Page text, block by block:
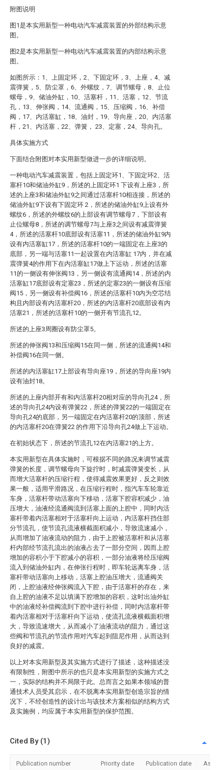
附图说明
图1是本实用新型一种电动汽车减震装置的外部结构示意
图。
图2是本实用新型一种电动汽车减震装置的内部结构示意
图。
如图所示：1、上固定环，2、下固定环，3、上座，4、减
震弹簧，5、防尘罩，6、外螺纹，7、调节螺母，8、止位
螺母，9、储油外缸，10、活塞杆，11、活塞，12、节流
孔，13、伸张阀，14、流通阀，15、压缩阀，16、补偿
阀，17、内活塞缸，18、油封，19、导向座，20、内活塞
杆，21、内活塞，22、弹簧， 23、定塞，24、导向孔。
具体实施方式
下面结合附图对本实用新型做进一步的详细说明。
一种电动汽车减震装置，包括上固定环1、下固定环2、活
塞杆10和储油外缸9，所述的上固定环1 下设有上座3，所
述的上座3和储油外缸9之间通过活塞杆10相连接，所述的
储油外缸9下设有下固定环 2，所述的储油外缸9上设有外
螺纹6，所述的外螺纹6的上部设有调节螺母7，下部设有
止位螺母8，所述的调节螺母7与上座3之间设有减震弹簧
4，所述的活塞杆10底部设有活塞11，所述的储油外缸9内
设有内活塞缸17，所述的活塞杆10的一端固定在上座3的
底部，另一端与活塞11一起设置在内活塞缸 17内，并在减
震弹簧4的作用下在内活塞缸17做上下运动，所述的活塞
11的一侧设有伸张阀13，另一侧设有流通阀14，所述的内
活塞缸17底部设有定塞23，所述的定塞23的一侧设有压缩
阀15，另一侧设有补偿阀16，所述的活塞杆10内为空芯结
构且内部设有内活塞杆20，所述的内活塞杆20底部设有内
活塞21，所述的活塞杆10的一侧开有节流孔12。
所述的上座3周圈设有防尘罩5。
所述的伸张阀13和压缩阀15在同一侧，所述的流通阀14和
补偿阀16在同一侧。
所述的内活塞缸17上部设有导向座19，所述的导向座19内
设有油封18。
所述的上座内部开有和内活塞杆20相对应的导向孔24，所
述的导向孔24内设有弹簧22，所述的弹簧22的一端固定在
导向孔24的底部，另一端固定在内活塞杆20的顶部，所述
的内活塞杆20在弹簧22 的作用下沿导向孔24做上下运动。
在初始状态下，所述的节流孔12在内活塞21的上方。
本实用新型在具体实施时，可根据不同的路况来调节减震
弹簧的长度，调节螺母向下旋拧时，时减震弹簧变长，从
而增大活塞杆的压缩行程，使得减震效果更好，反之则效
果一般，适用平滑路况，在压缩行程时，指汽车车轮靠近
车身，活塞杆带动活塞向下移动，活塞下腔容积减少，油
压增大，油液经流通阀流到活塞上面的上腔中，同时内活
塞杆带着内活塞相对于活塞杆向上运动，内活塞杆挡住部
分节流孔，使节流孔流液横截面积减小，导致流速减小，
从而增加了油液流动的阻力，由于上腔被活塞杆和从活塞
杆内部经节流孔流出的油液占去了一部分空间，因而上腔
增加的容积小于下腔减小的容积，一部分油液将经压缩阀
流入到储油外缸内，在伸张行程时，即车轮远离车身，活
塞杆带动活塞向上移动，活塞上腔油压增大，流通阀关
闭，上腔油液经伸张阀流入下腔，由于活塞杆的存在，来
自上腔的油液不足以填满下腔增加的容积，这时出油外缸
中的油液经补偿阀流到下腔中进行补偿，同时内活塞杆带
着内活塞相对于活塞杆向下运动，使流孔流液横截面积增
大，导致流速增大，从而减小了油液流动的阻力，通过这
些阀和节流孔的节流作用对汽车起到阻尼作用，从而达到
良好的减震。
以上对本实用新型及其实施方式进行了描述，这种描述没
有限制性，附图中所示的也只是本实用新型的实施方式之
一，实际的结构并不局限于此。总而言之如果本领域的普
通技术人员受其启示，在不脱离本实用新型创造宗旨的情
况下，不经创造性的设计出与该技术方案相似的结构方式
及实施例，均应属于本实用新型的保护范围。
Cited By (1)
Publication number Priority date Publication date